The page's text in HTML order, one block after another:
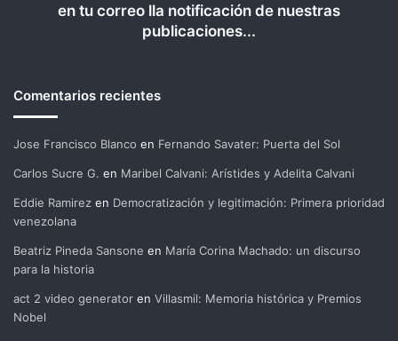
en tu correo lla notificación de nuestras
publicaciones...
Comentarios recientes
Jose Francisco Blanco en Fernando Savater: Puerta del Sol
Carlos Sucre G. en Maribel Calvani: Arístides y Adelita Calvani
Eddie Ramirez en Democratización y legitimación: Primera prioridad
venezolana
Beatriz Pineda Sansone en María Corina Machado: un discurso
para la historia
act 2 video generator en Villasmil: Memoria histórica y Premios
Nobel